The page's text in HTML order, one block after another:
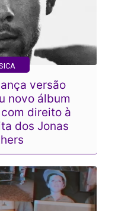
versão
novo álbum
com direito à
dos Jonas